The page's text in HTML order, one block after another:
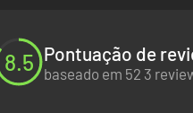
8.5 Pontuação de
baseado em 52 3